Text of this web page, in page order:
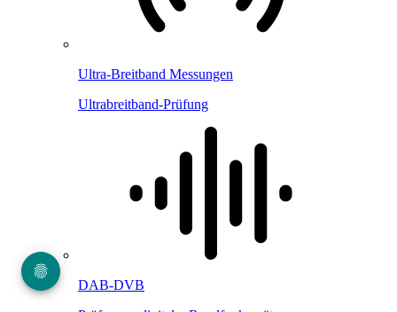
Ultra-Breitband Messungen
Ultrabreitband-Prüfung
DAB-DVB